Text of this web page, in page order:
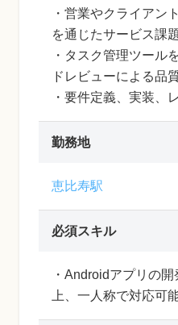
・営業やクライアン
を通じたサービス課
・タスク管理ツール
ドレビューによる品
・要件定義、実装、
勤務地
恵比寿駅
必須スキル
・Androidアプリの
上、一人称で対応可能